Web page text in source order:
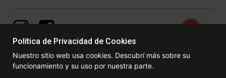
Política de Privacidad de Cookies
Nuestro sitio web usa cookies. Descubrí más sobre su
funcionamiento y su uso por nuestra parte.